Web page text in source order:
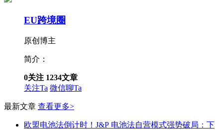
EU跨境圈
原创博主
简介：
0关注 1234文章
关注Ta 微信聊Ta
最新文章 查看更多>
欧盟电池法倒计时！J&P 电池法自营模式强势破局：下